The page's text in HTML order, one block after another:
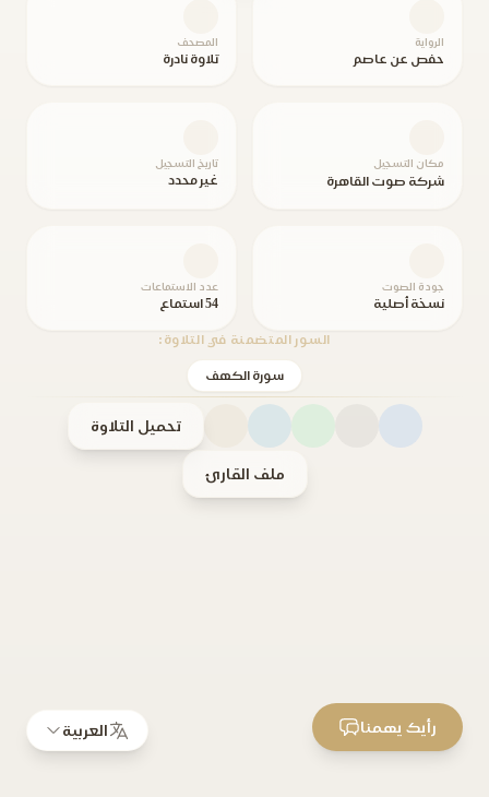
الرواية
حفص عن عاصم
المصحف
تلاوة نادرة
مكان التسجيل
شركة صوت القاهرة
تاريخ التسجيل
غير محدد
جودة الصوت
نسخة أصلية
عدد الاستماعات
54 استماع
السور المتضمنة في التلاوة:
سورة الكهف
تحميل التلاوة
ملف القارئ
العربية رأيك يهمنا